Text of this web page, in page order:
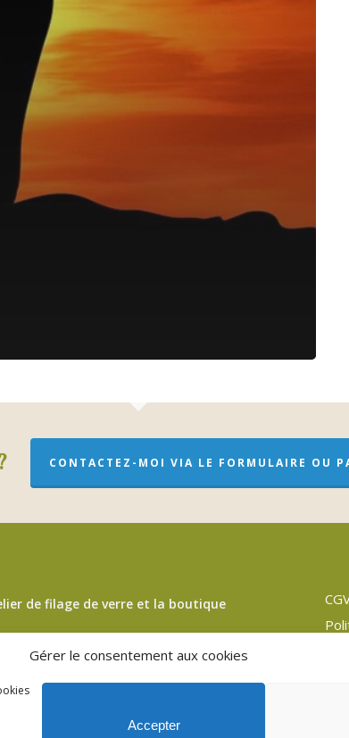
Gérer le consentement aux cookies
Accepter
CONTACTEZ-MOI VIA LE FORMULAIRE OU
de filage de verre et la boutique
de Lorraine – 53200 Fromentières
09 01 21